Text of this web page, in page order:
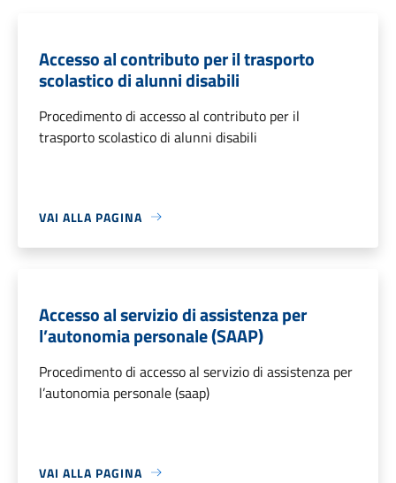
Accesso al contributo per il trasporto
scolastico di alunni disabili
Procedimento di accesso al contributo per il
trasporto scolastico di alunni disabili
VAI ALLA PAGINA
Accesso al servizio di assistenza per
l’autonomia personale (SAAP)
Procedimento di accesso al servizio di assistenza per
l’autonomia personale (saap)
VAI ALLA PAGINA